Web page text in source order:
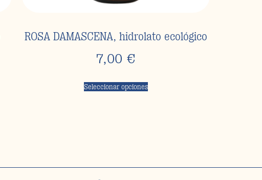
ROSA DAMASCENA, hidrolato ecológico
7,00 €
Seleccionar opciones